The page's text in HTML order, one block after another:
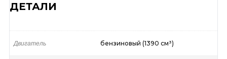
ДЕТАЛИ
Двигатель бензиновый (1390 см³)